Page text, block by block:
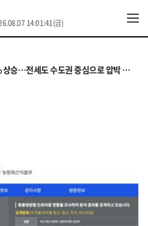
14:01:41(금)
승…전세도 수도권 중심으로 압박 커져
낙인'에서 '교양과 상식'으로